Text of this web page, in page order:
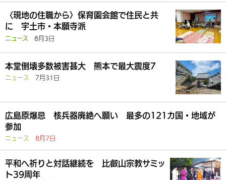
〈現地の住職から〉保育園会館で住民と共
に 宇土市・本願寺派
ニュース 8月3日
本堂倒壊多数被害甚大 熊本で最大震度7
ニュース 7月31日
広島原爆忌 核兵器廃絶へ願い 最多の121カ国・地域が
参加
ニュース 8月7日
平和へ祈りと対話継続を 比叡山宗教サミッ
ト39周年